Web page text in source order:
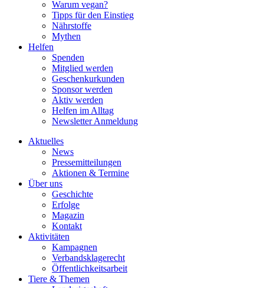
Warum vegan?
Tipps für den Einstieg
Nährstoffe
Mythen
Helfen
Spenden
Mitglied werden
Geschenkurkunden
Sponsor werden
Aktiv werden
Helfen im Alltag
Newsletter Anmeldung
Aktuelles
News
Pressemitteilungen
Aktionen & Termine
Über uns
Geschichte
Erfolge
Magazin
Kontakt
Aktivitäten
Kampagnen
Verbandsklagerecht
Öffentlichkeitsarbeit
Tiere & Themen